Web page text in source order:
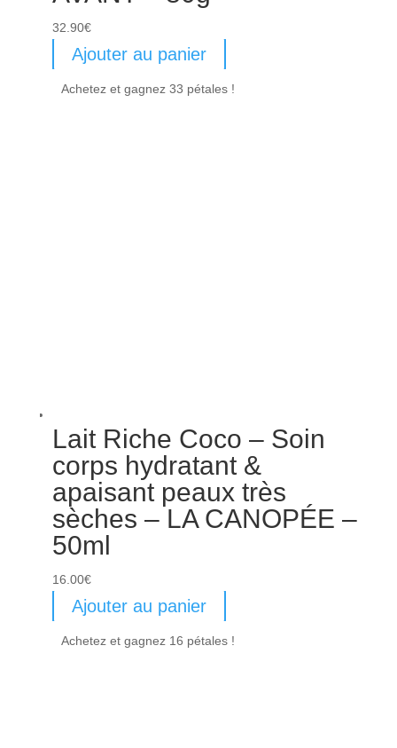
32.90€
Ajouter au panier
Achetez et gagnez 33 pétales !
Lait Riche Coco – Soin
corps hydratant &
apaisant peaux très
sèches – LA CANOPÉE –
50ml
16.00€
Ajouter au panier
Achetez et gagnez 16 pétales !